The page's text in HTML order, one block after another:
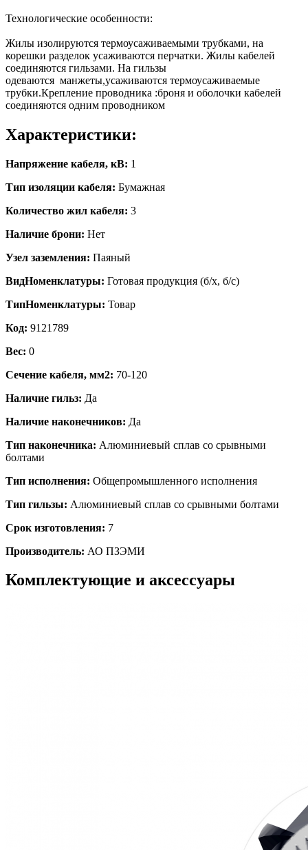
Технологические особенности:
Жилы изолируются термоусаживаемыми трубками, на
корешки разделок усаживаются перчатки. Жилы кабелей
соединяются гильзами. На гильзы
одеваются манжеты,усаживаются термоусаживаемые
трубки.Крепление проводника :броня и оболочки кабелей
соединяются одним проводником
Характеристики:
Напряжение кабеля, кВ: 1
Тип изоляции кабеля: Бумажная
Количество жил кабеля: 3
Наличие брони: Нет
Узел заземления: Паяный
ВидНоменклатуры: Готовая продукция (б/х, б/с)
ТипНоменклатуры: Товар
Код: 9121789
Вес: 0
Сечение кабеля, мм2: 70-120
Наличие гильз: Да
Наличие наконечников: Да
Тип наконечника: Алюминиевый сплав со срывными
болтами
Тип исполнения: Общепромышленного исполнения
Тип гильзы: Алюминиевый сплав со срывными болтами
Срок изготовления: 7
Производитель: АО ПЗЭМИ
Комплектующие и аксессуары